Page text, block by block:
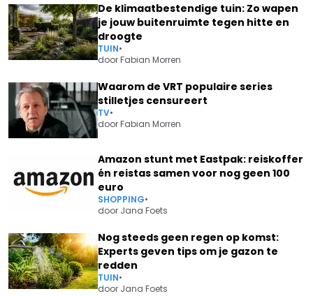
De klimaatbestendige tuin: Zo wapen
je jouw buitenruimte tegen hitte en
droogte
TUIN•
doorFabian Morren
Waarom de VRT populaire series
stilletjes censureert
TV•
doorFabian Morren
Amazon stunt met Eastpak: reiskoffer
én reistas samen voor nog geen 100
euro
SHOPPING•
door Jana Foets
Nog steeds geen regen op komst:
Experts geven tips om je gazon te
redden
TUIN•
door Jana Foets